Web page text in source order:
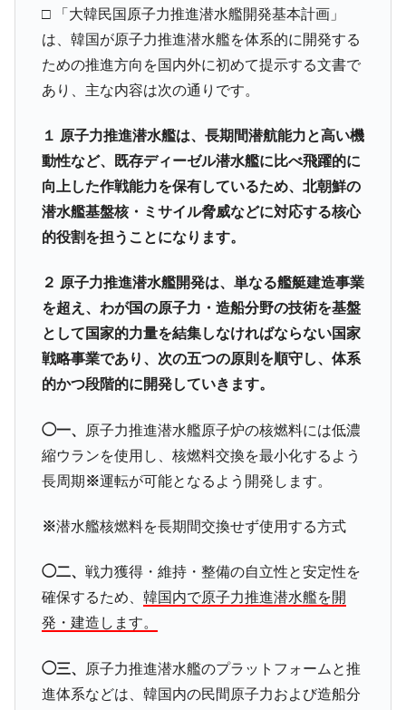
Fact1
全て勝つといくら？ 競馬GI競走で勝利騎手がもら
える賞金とは？
Fact1 平成仮面ライダーの意外すぎるモチーフとは？
Fact1
発表から2日で大崩壊、鳴かず飛ばずに終わりそう
Fact1
日本人マスターズ挑戦の歴史。松山以前に最高位
だった選手とは？
Fact1
甲子園通算本塁打、最多の清原に次いで多く打っ
ている意外な選手とは？
□ 「大韓民国原子力推進潜水艦開発基本計画」
は、韓国が原子力推進潜水艦を体系的に開発する
ための推進方向を国内外に初めて提示する文書で
あり、主な内容は次の通りです。
１ 原子力推進潜水艦は、長期間潜航能力と高い機
動性など、既存ディーゼル潜水艦に比べ飛躍的に
向上した作戦能力を保有しているため、北朝鮮の
潜水艦基盤核・ミサイル脅威などに対応する核心
的役割を担うことになります。
２ 原子力推進潜水艦開発は、単なる艦艇建造事業
を超え、わが国の原子力・造船分野の技術を基盤
として国家的力量を結集しなければならない国家
戦略事業であり、次の五つの原則を順守し、体系
的かつ段階的に開発していきます。
◯一、
原子力推進潜水艦原子炉の核燃料には低濃
縮ウランを使用し、核燃料交換を最小化するよう
長周期 ※運転が可能となるよう開発します。
※潜水艦核燃料を長期間交換せず使用する方式
◯二、 戦力獲得・維持・整備の自立性と安定性を
確保するため、 韓国内で原子力推進潜水艦を開
発・建造します。
◯三、
原子力推進潜水艦のプラットフォームと推
進体系などは、韓国内の民間原子力および造船分